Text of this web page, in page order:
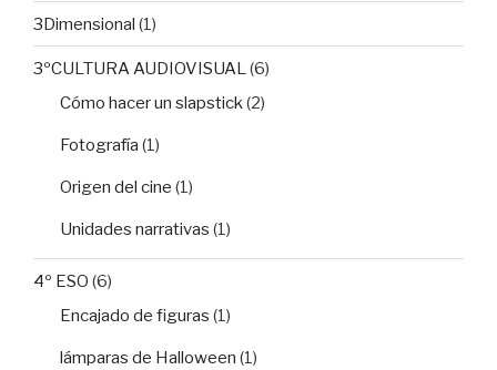
3Dimensional (1)
3ºCULTURA AUDIOVISUAL(6)
Cómo hacer un slapstick(2)
Fotografía (1)
Origen del cine (1)
Unidades narrativas (1)
4º ESO (6)
Encajado de figuras (1)
lámparas de Halloween (1)